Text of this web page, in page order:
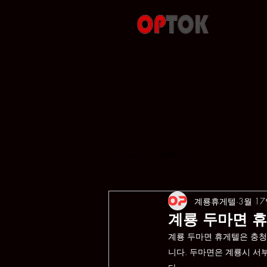
계룡 두마면
계룡휴게텔 3월 17
계룡 두마면 휴게텔은 충
니다. 두마면은 계룡시 서